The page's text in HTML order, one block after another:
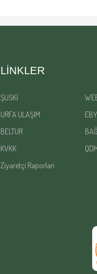
LINKLER
ŞUSKİ
URFA ULAŞIM
BELTUR
KVKK
Ziyaretçi Raporları